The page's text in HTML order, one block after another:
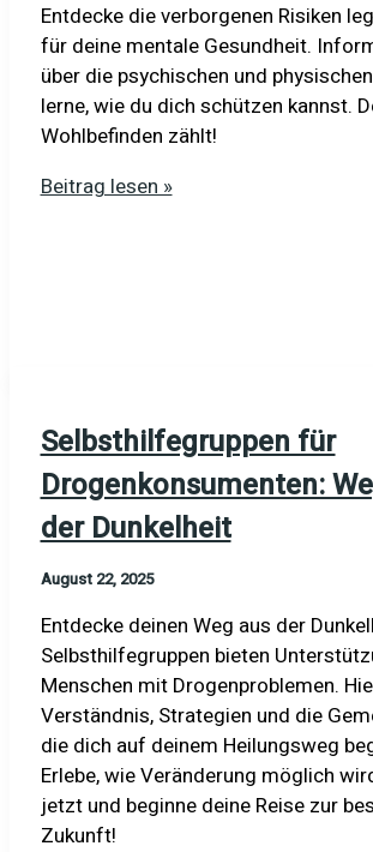
Entdecke die verborgenen Risiken
für deine mentale Gesundheit.
über die psychischen und
lerne, wie du dich schützen kannst.
Wohlbefinden zählt!
Psychische
Glanz
Beitrag lesen »
Selbsthilfegruppen für
Drogenkonsumenten:
der Dunkelheit
August 22, 2025
Entdecke deinen Weg aus der
Selbsthilfegruppen bieten
Menschen mit Drogenproblemen.
Verständnis, Strategien und die
die dich auf deinem Heilungsweg
Erlebe, wie Veränderung möglich
jetzt und beginne deine Reise zur
Zukunft!